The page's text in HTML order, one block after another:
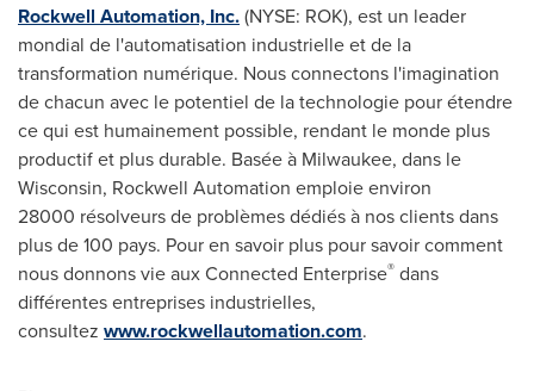
Rockwell Automation, Inc.(NYSE: ROK), est un leader
mondial de l'automatisation industrielle et de la
transformation numérique. Nous connectons l'imagination
de chacun avec le potentiel de la technologie pour étendre
ce qui est humainement possible, rendant le monde plus
productif et plus durable. Basée à Milwaukee, dans le
Wisconsin, Rockwell Automation emploie environ
28000 résolveurs de problèmes dédiés à nos clients dans
plus de 100 pays. Pour en savoir plus pour savoir comment
nous donnons vie aux Connected Enterprise® dans
différentes entreprises industrielles,
consultez www.rockwellautomation.com.